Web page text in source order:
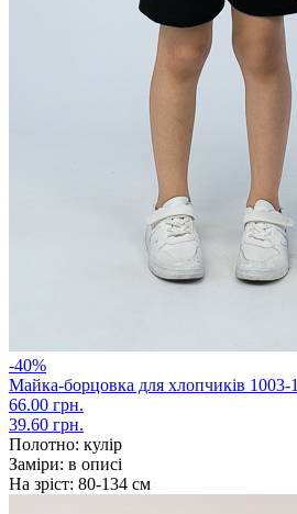
-40%
Майка-борцовка для хлопчиків 1003-1
66.00 грн.
39.60 грн.
Полотно: кулір
Заміри: в описі
На зріст: 80-134 см